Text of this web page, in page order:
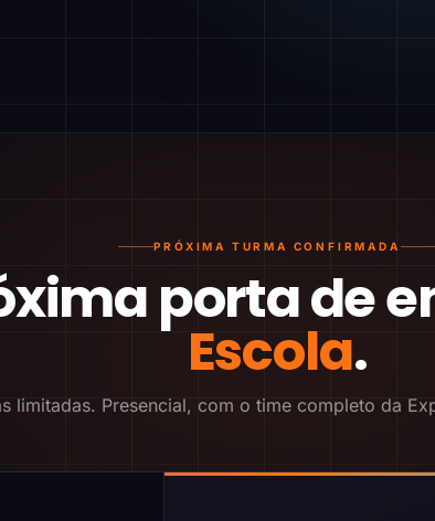
PRÓXIMA TURMA CONFIRMADA
porta de
Escola.
limitadas. Presencial, com o time completo da